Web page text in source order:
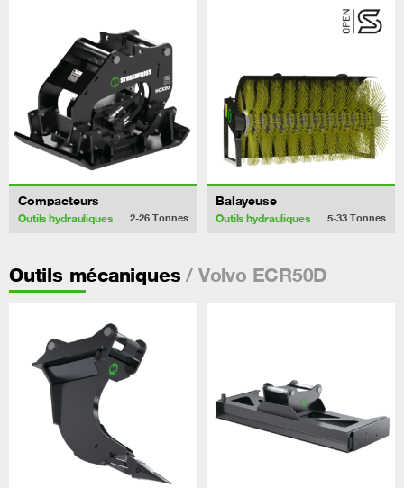
Compacteurs
Outils hydrauliques 2-26 Tonnes
Balayeuse
Outils hydrauliques 5-33 Tonnes
Outils mécaniques / Volvo ECR50D